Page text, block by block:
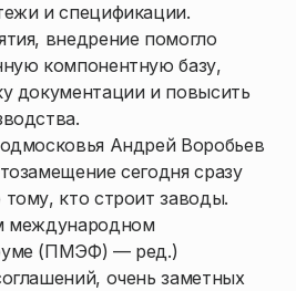
и спецификации.
внедрение помогло
компонентную базу,
документации и повысить
Андрей Воробьев
сегодня сразу
кто строит заводы.
международном
(ПМЭФ) — ред.)
очень заметных